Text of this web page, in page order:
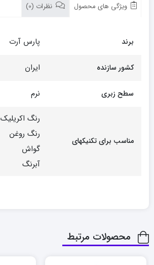
ویژگی های محصول نظرات (0)
برند پارس آرت
کشور سازنده ایران
سطح زبری نرم
مناسب برای تکنیکهای
رنگ اکریلیک
رنگ روغن
گواش
آبرنگ
محصولات مرتبط